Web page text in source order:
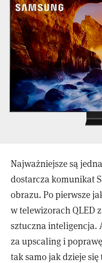
Najważniejsze są
dostarcza komunikat
obrazu. Po pierwsze
w telewizorach QLED
sztuczna inteligencja.
za upscaling i
tak samo jak dzieje